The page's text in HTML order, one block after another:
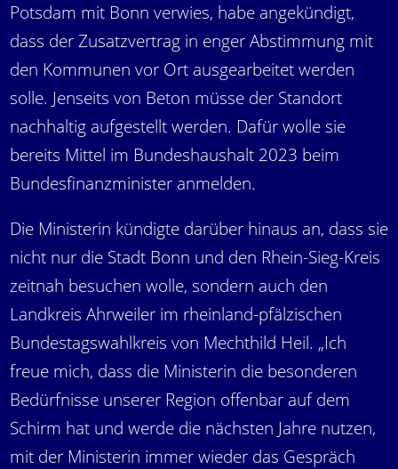
Potsdam mit Bonn verwies, habe angekündigt,
dass der Zusatzvertrag in enger Abstimmung mit
den Kommunen vor Ort ausgearbeitet werden
solle. Jenseits von Beton müsse der Standort
nachhaltig aufgestellt werden. Dafür wolle sie
bereits Mittel im Bundeshaushalt 2023 beim
Bundesfinanzminister anmelden.
Die Ministerin kündigte darüber hinaus an, dass sie
nicht nur die Stadt Bonn und den Rhein-Sieg-Kreis
zeitnah besuchen wolle, sondern auch den
Landkreis Ahrweiler im rheinland-pfälzischen
Bundestagswahlkreis von Mechthild Heil. „Ich
freue mich, dass die Ministerin die besonderen
Bedürfnisse unserer Region offenbar auf dem
Schirm hat und werde die nächsten Jahre nutzen,
mit der Ministerin immer wieder das Gespräch